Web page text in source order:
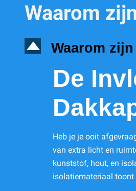
Waarom
D Waarom
De
Heb je je ooit
van extra licht en
kunststof, hout, en
isolatiemateriaal toont